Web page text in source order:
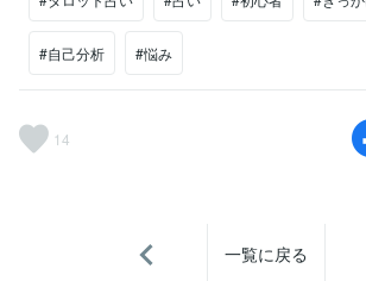
#自己分析 #悩み
14
一覧に戻る